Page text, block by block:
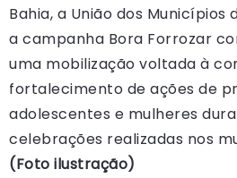
Bahia, a União dos Municípios
a campanha Bora Forrozar
uma mobilização voltada à
fortalecimento de ações de
adolescentes e mulheres
celebrações realizadas nos
(Foto ilustração)